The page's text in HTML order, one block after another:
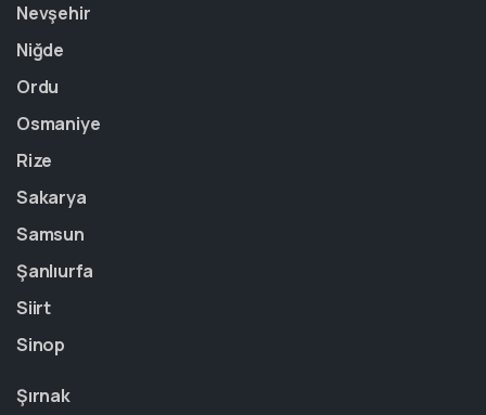
Nevşehir
Niğde
Ordu
Osmaniye
Rize
Sakarya
Samsun
Şanlıurfa
Siirt
Sinop
Şırnak